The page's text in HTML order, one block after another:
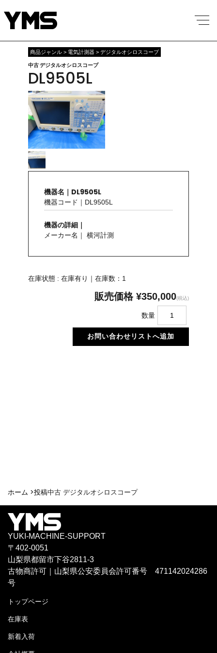
商品ジャンル > 電気計測器 > デジタルオシロスコープ
中古 デジタルオシロスコープ
DL9505L
機器名｜DL9505L
機器コード｜DL9505L
機器の詳細｜
メーカー名｜ 横河計測
在庫状態 : 在庫有り｜在庫数：1
販売価格 ¥350,000(税込)
数量
ホーム >投稿中古 デジタルオシロスコープ
YUKI-MACHINE-SUPPORT
〒402-0051
山梨県都留市下谷2811-3
古物商許可｜山梨県公安委員会許可番号 471142024286
号
トップページ
在庫表
新着入荷